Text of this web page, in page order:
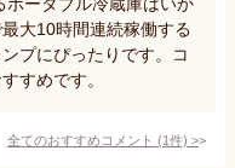
大10時間連続稼働する
プにぴったりです。コ
すめです。
全てのおすすめコメント (1件) >